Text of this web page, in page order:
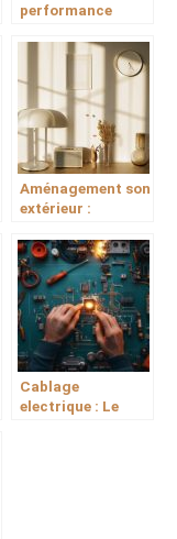
performance
son logement :
quels avantages a
en tirer ?
Aménagement son
extérieur :
!
Cablage
electrique : Le